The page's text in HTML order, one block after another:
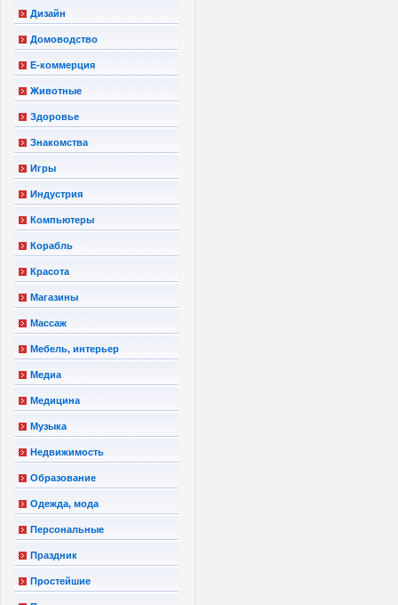
Дизайн
Домоводство
Е-коммерция
Животные
Здоровье
Знакомства
Игры
Индустрия
Компьютеры
Корабль
Красота
Магазины
Массаж
Мебель, интерьер
Медиа
Медицина
Музыка
Недвижимость
Образование
Одежда, мода
Персональные
Праздник
Простейшие